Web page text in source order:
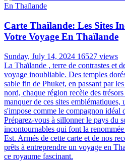
Carte Thaïlande: Les Sites
Votre Voyage En Thaïlande
Sunday, July 14, 2024 16527 views
La Thaïlande , terre de contrastes et
voyage inoubliable. Des temples
sable fin de Phuket, en passant par
nord, chaque région recèle des
manquer de ces sites emblématiques,
s'impose comme le compagnon idéal
Préparez-vous à sillonner le pays du
incontournables qui font la
Est. Armés de cette carte et de nos
prêts à entreprendre un voyage en
ce royaume fascinant.